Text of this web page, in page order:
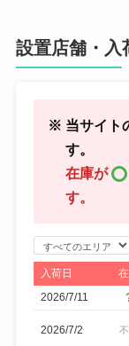
設置店舗・入
※ 当サイト
す。
在庫が
す。
エ
リ
ア
絞
入荷日
2026/7/11
2026/7/2